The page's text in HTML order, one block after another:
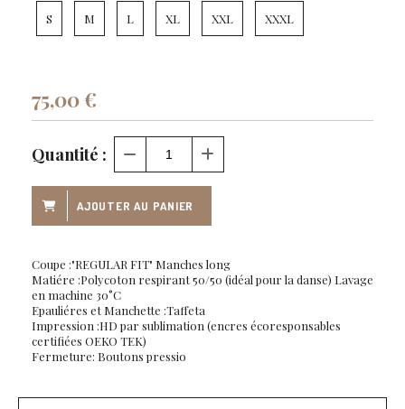
S M L XL XXL XXXL
75,00€
Quantité :
AJOUTER AU PANIER
Coupe :"REGULAR FIT" Manches long
Matiére :Polycoton respirant 50/50 (idéal pour la danse) Lavage
en machine 30°C
Epauliéres et Manchette :Taffeta
Impression :HD par sublimation (encres écoresponsables
certifiées OEKO TEK)
Fermeture: Boutons pressio